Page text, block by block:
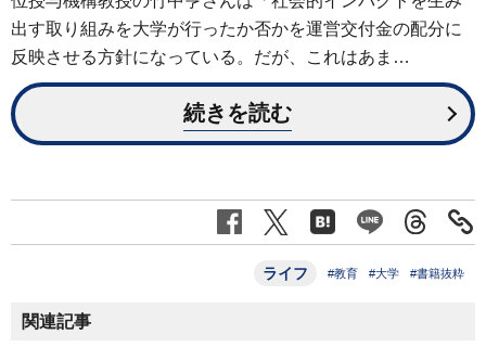
出す取り組みを大学が行ったか否かを運営交付金の配分に
反映させる方針になっている。だが、これはあま…
続きを読む
ライフ #教育 #大学 #書籍抜粋
関連記事